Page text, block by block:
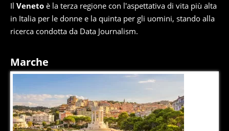
Il Veneto è la terza regione con l'aspettativa di vita più alta
in Italia per le donne e la quinta per gli uomini, stando alla
ricerca condotta da Data Journalism.
Marche